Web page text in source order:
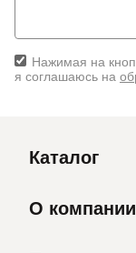
Нажимая на
я соглашаюсь на
Каталог
О компании